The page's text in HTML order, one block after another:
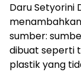
Daru Setyorini
sumber:
dibuat seperti
plastik yang